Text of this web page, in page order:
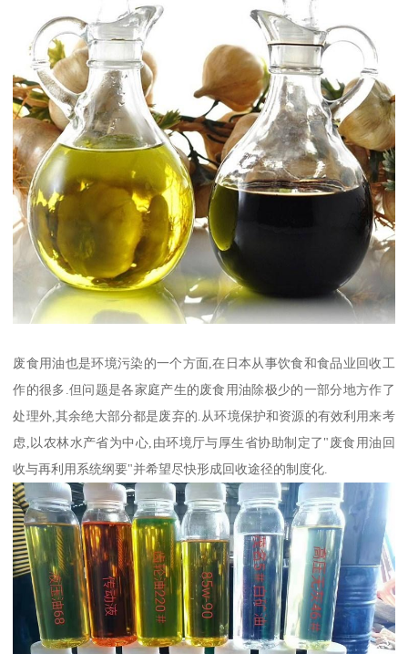
废食用油也是环境污染的一个方面,在日本从事饮食和食品业回收工
作的很多.但问题是各家庭产生的废食用油除极少的一部分地方作了
处理外,其余绝大部分都是废弃的.从环境保护和资源的有效利用来考
虑,以农林水产省为中心,由环境厅与厚生省协助制定了"废食用油回
收与再利用系统纲要"并希望尽快形成回收途径的制度化.